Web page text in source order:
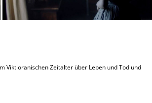
Viktioranischen Zeitalter über Leben und Tod und